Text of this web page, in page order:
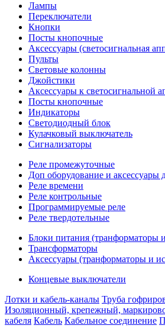
Лампы
Переключатели
Кнопки
Посты кнопочные
Аксессуары (светосигнальная
Пульты
Световые колонны
Джойстики
Аксессуары к светосигнальной
Посты кнопочные
Индикаторы
Светодиодный блок
Кулачковый выключатель
Сигнализаторы
Реле промежуточные
Доп оборудование и аксессуары
Реле времени
Реле контрольные
Программируемые реле
Реле твердотельные
Блоки питания (транформаторы
Трансформаторы
Аксессуары (транформаторы и
Концевые выключатели
Лотки и кабель-каналы Труба
Изоляционный, крепежный,
кабеля Кабель Кабельное соединение